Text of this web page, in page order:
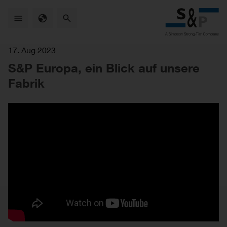
17. Aug 2023
S&P Europa, ein Blick auf unsere
Fabrik